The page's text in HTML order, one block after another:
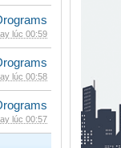
lúc 00:59
lúc 00:58
lúc 00:57